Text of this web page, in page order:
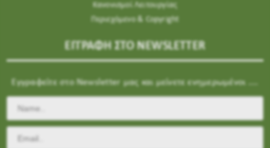
Κανονισμοί Λειτουργίας
Περιεχόμενο & Copyright
ΕΓΓΡΑΦΗ ΣΤΟ NEWSLETTER
Εγγραφείτε στο Newsletter μας και μείνετε ενημερωμένοι ....